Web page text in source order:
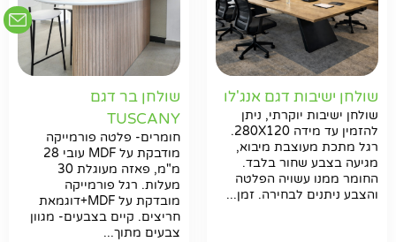
שולחן ישיבות דגם אנג'לו
שולחן ישיבות יוקרתי, ניתן
להזמין עד מידה 280X120.
רגל מתכת מעוצבת מיבוא,
מגיעה בצבע שחור בלבד.
החומר ממנו עשויה הפלטה
והצבע ניתנים לבחירה. זמן...
שולחן בר דגם
TUSCANY
חומרים- פלטה פורמייקה
מודבקת על MDF עובי 28
מ"מ, פאזה מעוגלת 30
מעלות. רגל פורמייקה
מובדקת על MDF+דוגמאת
חריצים. קיים בצבעים- מגוון
צבעים מתוך...